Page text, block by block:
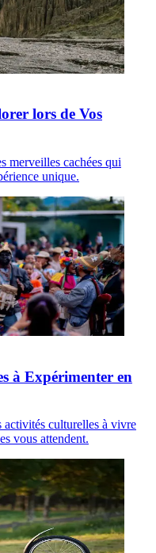
lors de Vos
merveilles cachées qui
unique.
à Expérimenter en
activités culturelles à vivre
vous attendent.